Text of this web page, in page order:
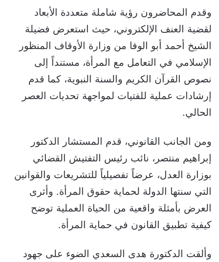
وقدم المحاضرون رؤية شاملة متعددة الأبعاد
لقضية العنف الإلكتروني، حيث استعرض فضيلة
الشيخ أحمد أبو الوفا من وزارة الأوقاف المنظور
الإسلامي في التعامل مع المرأة، مستنداً إلى
نصوص القرآن الكريم والسنة النبوية، كما قدم
إرشادات عملية للفتيات لمواجهة تحديات العصر
الحالي.
ومن الجانب القانوني، قدم المستشار الدكتور
إبراهيم منتصر، نائب رئيس التفتيش القضائي
بوزارة العدل، عرضاً تفصيلياً للتشريعات والقوانين
التي سنتها الدولة لحماية حقوق المرأة. وأثرى
العرض بأمثلة واقعية من الحياة العملية توضح
كيفية تطبيق القانون في حماية المرأة.
وألقت الدكتورة هدى السعدي الضوء على جهود